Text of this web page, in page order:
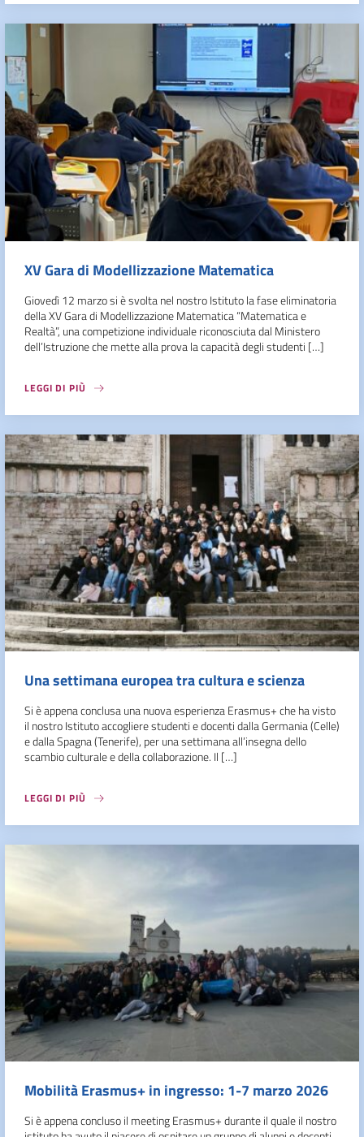
XV Gara di Modellizzazione Matematica
Giovedì 12 marzo si è svolta nel nostro Istituto la fase eliminatoria
della XV Gara di Modellizzazione Matematica “Matematica e
Realtà”, una competizione individuale riconosciuta dal Ministero
dell’Istruzione che mette alla prova la capacità degli studenti […]
LEGGI DI PIÙ
Una settimana europea tra cultura e scienza
Si è appena conclusa una nuova esperienza Erasmus+ che ha visto
il nostro Istituto accogliere studenti e docenti dalla Germania (Celle)
e dalla Spagna (Tenerife), per una settimana all’insegna dello
scambio culturale e della collaborazione. Il […]
LEGGI DI PIÙ
Mobilità Erasmus+ in ingresso: 1-7 marzo 2026
Si è appena concluso il meeting Erasmus+ durante il quale il nostro